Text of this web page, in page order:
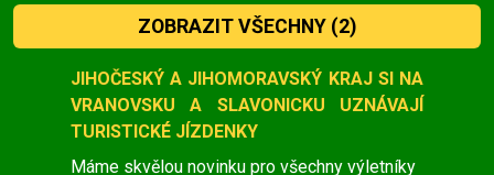
ZOBRAZIT VŠECHNY (2)
Slide 1 of 2
JIHOČESKÝ A JIHOMORAVSKÝ KRAJ SI NA
VRANOVSKU A SLAVONICKU UZNÁVAJÍ
TURISTICKÉ JÍZDENKY
Máme skvělou novinku pro všechny výletníky